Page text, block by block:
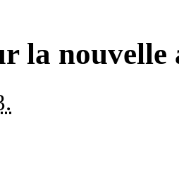
la nouvelle